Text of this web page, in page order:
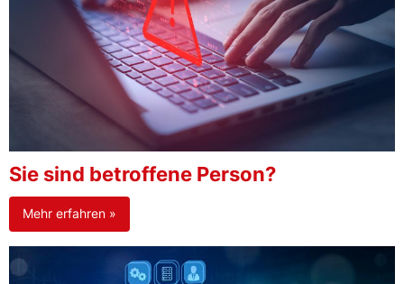
Sie sind betroffene Person?
Mehr erfahren »